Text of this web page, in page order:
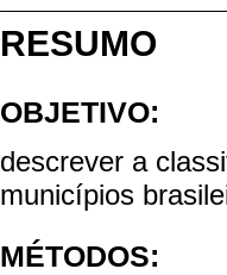
RESUMO
OBJETIVO:
descrever a
municípios
MÉTODOS: